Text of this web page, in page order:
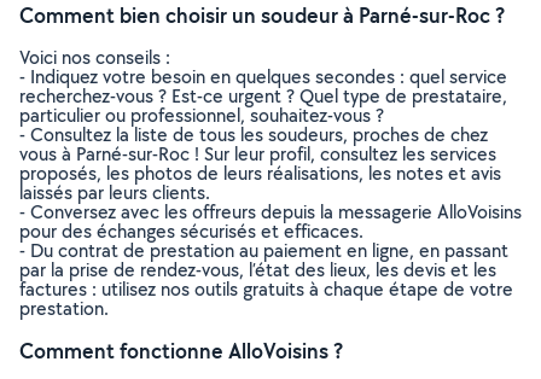
Comment bien choisir un soudeur à Parné-sur-Roc ?
Voici nos conseils :
- Indiquez votre besoin en quelques secondes : quel service
recherchez-vous ? Est-ce urgent ? Quel type de prestataire,
particulier ou professionnel, souhaitez-vous ?
- Consultez la liste de tous les soudeurs, proches de chez
vous à Parné-sur-Roc ! Sur leur profil, consultez les services
proposés, les photos de leurs réalisations, les notes et avis
laissés par leurs clients.
- Conversez avec les offreurs depuis la messagerie AlloVoisins
pour des échanges sécurisés et efficaces.
- Du contrat de prestation au paiement en ligne, en passant
par la prise de rendez-vous, l’état des lieux, les devis et les
factures : utilisez nos outils gratuits à chaque étape de votre
prestation.
Comment fonctionne AlloVoisins ?